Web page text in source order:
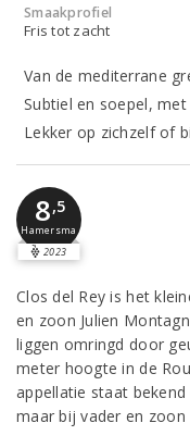
Smaakprofiel
Fris tot zacht
Van de mediterrane
Subtiel en soepel,
Lekker op zichzelf of
8,5
Hamersma
2023
Clos del Rey is het
en zoon Julien
liggen omringd door
meter hoogte in de
appellatie staat
maar bij vader en